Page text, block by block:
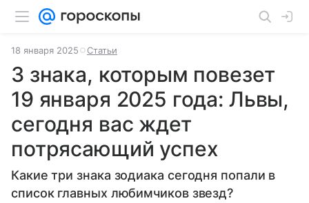
18 января 2025 Статьи
3 знака, которым повезет
19 января 2025 года: Львы,
сегодня вас ждет
потрясающий успех
Какие три знака зодиака сегодня попали в
список главных любимчиков звезд?